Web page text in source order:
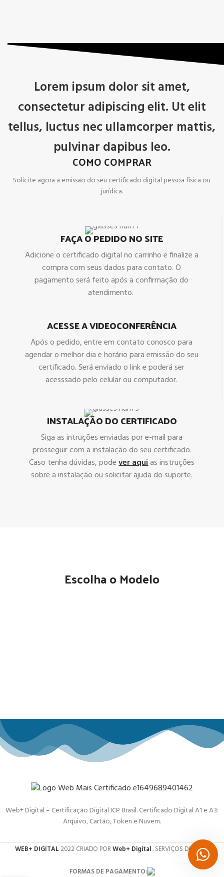
Lorem ipsum dolor sit amet,
consectetur adipiscing elit. Ut elit
tellus, luctus nec ullamcorper mattis,
pulvinar dapibus leo.
COMO COMPRAR
Solicite agora a emissão do seu certificado digital pessoa física ou
jurídica.
FAÇA O PEDIDO NO SITE
Adicione o certificado digital no carrinho e finalize a
compra com seus dados para contato. O
pagamento será feito após a confirmação do
atendimento.
ACESSE A VIDEOCONFERÊNCIA
Após o pedido, entre em contato conosco para
agendar o melhor dia e horário para emissão do seu
certificado. Será enviado o link e poderá ser
acesssado pelo celular ou computador.
INSTALAÇÃO DO CERTIFICADO
Siga as intruções enviadas por e-mail para
prosseguir com a instalação do seu certificado.
Caso tenha dúvidas, podever aquias instruções
sobre a instalação ou solicitar ajuda do suporte.
Escolha o Modelo
Web+ Digital – Certificação Digital ICP Brasil. Certificado Digital A1 e A3:
Arquivo, Cartão, Token e Nuvem.
WEB+ DIGITAL 2022 CRIADO PORWeb+ Digital. SERVIÇOS DIGITAIS.
FORMAS DE PAGAMENTO: